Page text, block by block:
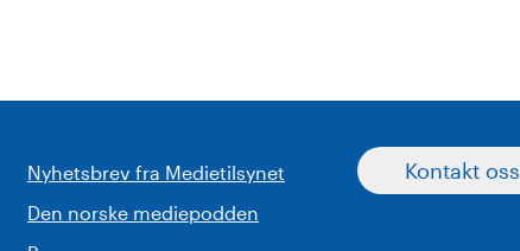
Nyhetsbrev fra Medietilsynet
Den norske mediepodden
Kontakt oss